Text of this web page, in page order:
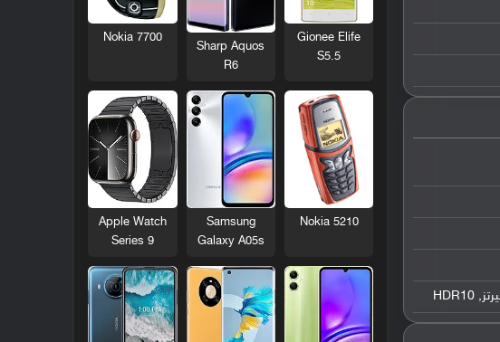
Gionee Elife
S5.5
Sharp Aquos
R6
Nokia 7700
Nokia 5210
Samsung
Galaxy A05s
Apple Watch
Series 9